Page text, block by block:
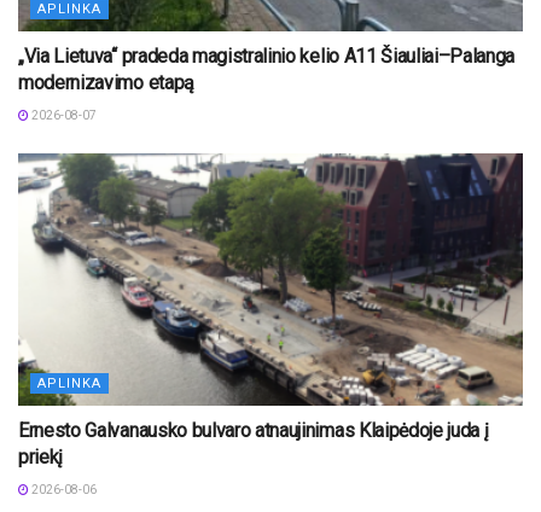
APLINKA
„Via Lietuva“ pradeda magistralinio kelio A11 Šiauliai–Palanga
modernizavimo etapą
2026-08-07
APLINKA
Ernesto Galvanausko bulvaro atnaujinimas Klaipėdoje juda į
priekį
2026-08-06